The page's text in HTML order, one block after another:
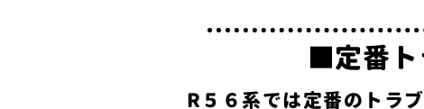
■定番ト
R​５６系では定番のトラ